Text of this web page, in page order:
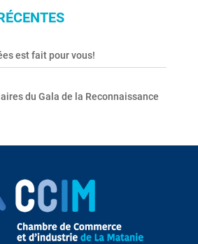
est fait pour vous!
du Gala de la Reconnaissance